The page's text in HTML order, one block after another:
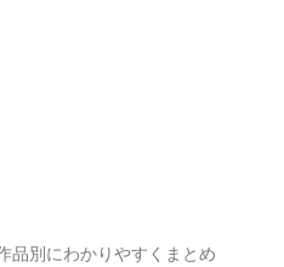
品別にわかりやすくまとめ